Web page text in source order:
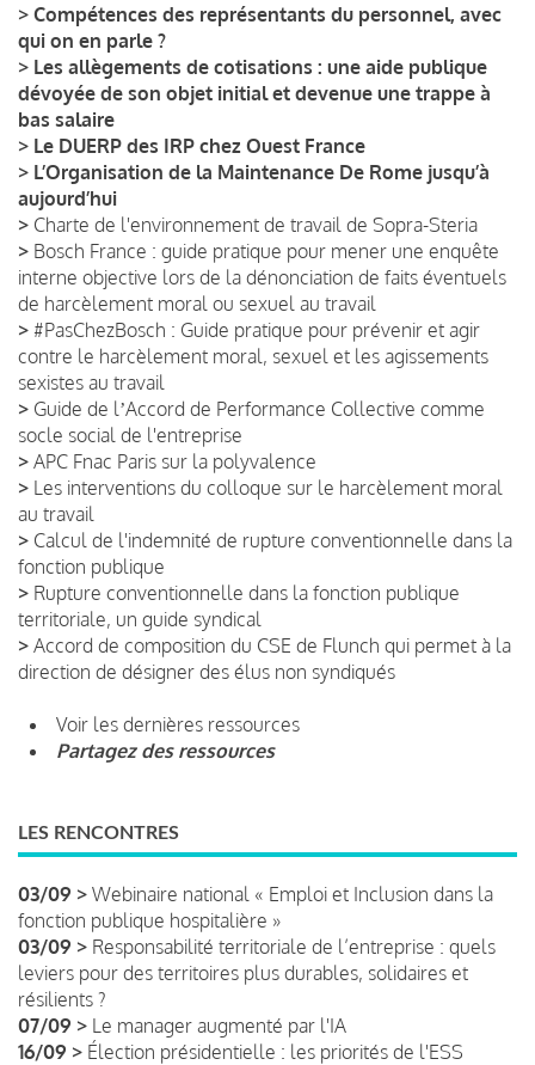
> Compétences des représentants du personnel, avec
qui on en parle ?
> Les allègements de cotisations : une aide publique
dévoyée de son objet initial et devenue une trappe à
bas salaire
> Le DUERP des IRP chez Ouest France
> L’Organisation de la Maintenance De Rome jusqu’à
aujourd’hui
> Charte de l'environnement de travail de Sopra-Steria
> Bosch France : guide pratique pour mener une enquête
interne objective lors de la dénonciation de faits éventuels
de harcèlement moral ou sexuel au travail
> #PasChezBosch : Guide pratique pour prévenir et agir
contre le harcèlement moral, sexuel et les agissements
sexistes au travail
> Guide de lʼAccord de Performance Collective comme
socle social de l'entreprise
> APC Fnac Paris sur la polyvalence
> Les interventions du colloque sur le harcèlement moral
au travail
> Calcul de l'indemnité de rupture conventionnelle dans la
fonction publique
> Rupture conventionnelle dans la fonction publique
territoriale, un guide syndical
> Accord de composition du CSE de Flunch qui permet à la
direction de désigner des élus non syndiqués
Voir les dernières ressources
Partagez des ressources
LES RENCONTRES
03/09 > Webinaire national « Emploi et Inclusion dans la
fonction publique hospitalière »
03/09 > Responsabilité territoriale de l’entreprise : quels
leviers pour des territoires plus durables, solidaires et
résilients ?
07/09 > Le manager augmenté par l'IA
16/09 > Élection présidentielle : les priorités de l'ESS